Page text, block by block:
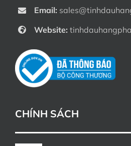
Email:
Website:
CHÍNH SÁCH